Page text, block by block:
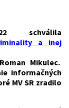
schválila
a inej
Mikulec.
informačných
MV SR zradilo